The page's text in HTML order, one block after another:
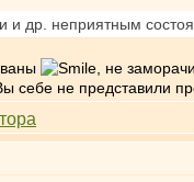
и др. неприятным
, не
себе не представили